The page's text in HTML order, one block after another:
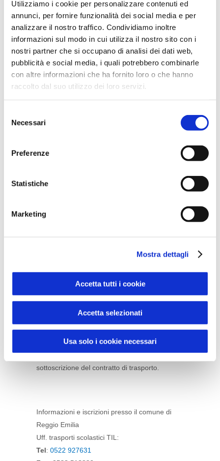
Utilizziamo i cookie per personalizzare contenuti ed
annunci, per fornire funzionalità dei social media e per
analizzare il nostro traffico. Condividiamo inoltre
informazioni sul modo in cui utilizza il nostro sito con i
nostri partner che si occupano di analisi dei dati web,
pubblicità e social media, i quali potrebbero combinarle
con altre informazioni che ha fornito loro o che hanno
raccolto dal suo utilizzo dei loro servizi.
delNecessari
Preferenze
Statistiche
Marketing
Mostra dettagli
Accetta tutti i cookie
Accetta selezionati
Usa solo i cookie necessari
Mappa Elementare GHIARDA
Mappa Elementare IV NOVEMBRE
Mappa Elementare MARMIROLO
Mappa Elementare SAN BARTOLOMEO
Mappa Media GALILEI MASSENZATICO
accedere comunque al servizio di trasporto,
ma SOLO NEL CASO IN CUI SI ACCETTI DI
residenti nelle zone autorizzate.
Per un dettaglio delle condizioni del servizio si
vedano leCONDIZIONI CONTRATTUALI DI
UTILIZZO DEL SERVIZIOche l’utente dichiara
di accettare integralmente in fase di
sottoscrizione del contratto di trasporto.
Informazioni e iscrizioni presso il comune di
Reggio Emilia
Uff. trasporti scolastici TIL:
Tel: 0522 927631